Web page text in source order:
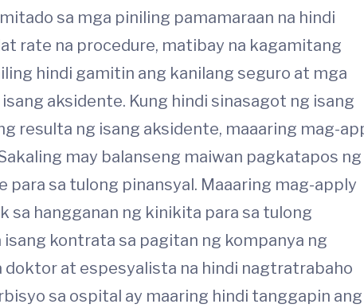
sa mga piniling pamamaraan na hindi
rate na procedure, matibay na kagamitang
hindi gamitin ang kanilang seguro at mga
aksidente. Kung hindi sinasagot ng isang
resulta ng isang aksidente, maaaring mag-
may balanseng maiwan pagkatapos ng
sa tulong pinansyal. Maaaring mag-apply
sa hangganan ng kinikita para sa tulong
kontrata sa pagitan ng kompanya ng
doktor at espesyalista na hindi nagtratrabaho
sa ospital ay maaring hindi tanggapin ang